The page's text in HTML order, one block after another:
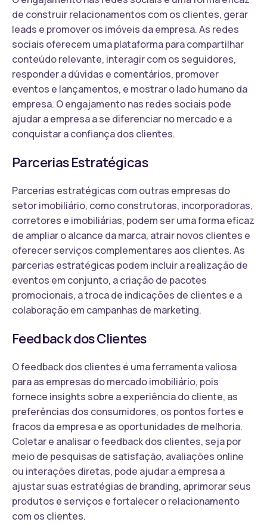
de construir relacionamentos com os clientes, gerar
leads e promover os imóveis da empresa. As redes
sociais oferecem uma plataforma para compartilhar
conteúdo relevante, interagir com os seguidores,
responder a dúvidas e comentários, promover
eventos e lançamentos, e mostrar o lado humano da
empresa. O engajamento nas redes sociais pode
ajudar a empresa a se diferenciar no mercado e a
conquistar a confiança dos clientes.
Parcerias Estratégicas
Parcerias estratégicas com outras empresas do
setor imobiliário, como construtoras, incorporadoras,
corretores e imobiliárias, podem ser uma forma eficaz
de ampliar o alcance da marca, atrair novos clientes e
oferecer serviços complementares aos clientes. As
parcerias estratégicas podem incluir a realização de
eventos em conjunto, a criação de pacotes
promocionais, a troca de indicações de clientes e a
colaboração em campanhas de marketing.
Feedback dos Clientes
O feedback dos clientes é uma ferramenta valiosa
para as empresas do mercado imobiliário, pois
fornece insights sobre a experiência do cliente, as
preferências dos consumidores, os pontos fortes e
fracos da empresa e as oportunidades de melhoria.
Coletar e analisar o feedback dos clientes, seja por
meio de pesquisas de satisfação, avaliações online
ou interações diretas, pode ajudar a empresa a
ajustar suas estratégias de branding, aprimorar seus
produtos e serviços e fortalecer o relacionamento
com os clientes.